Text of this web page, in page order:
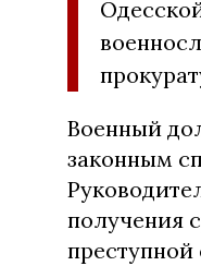
Военный
законным
получения
преступной